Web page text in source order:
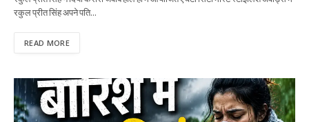
रकुल प्रीत सिंह अपने पति…
READ MORE